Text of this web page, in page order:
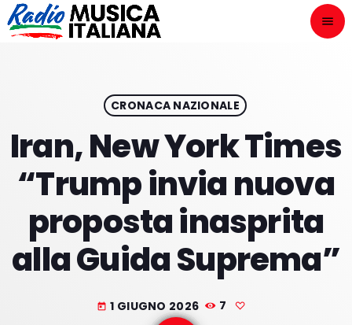
menu
play_arrow ONAIR
HOME
CRONACA NAZIONALE
Iran, New York Times
“Trump invia nuova
proposta inasprita
alla Guida Suprema”
today 1 GIUGNO 2026 7